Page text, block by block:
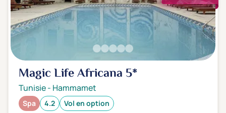
Magic Life Africana 5*
Tunisie- Hammamet
Spa 4.2 Vol en option